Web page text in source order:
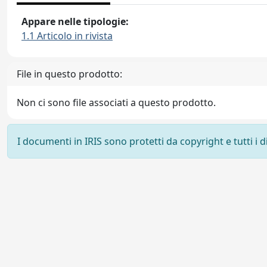
Appare nelle tipologie:
1.1 Articolo in rivista
File in questo prodotto:
Non ci sono file associati a questo prodotto.
I documenti in IRIS sono protetti da copyright e tutti i